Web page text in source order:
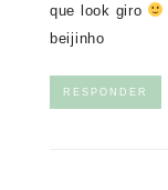
que look giro
beijinho
RESPONDER